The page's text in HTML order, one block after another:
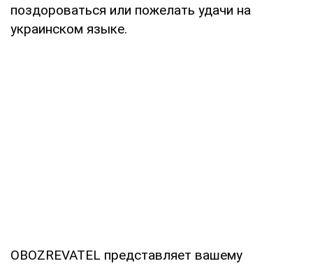
поздороваться или пожелать удачи на
украинском языке.
OBOZREVATEL представляет вашему